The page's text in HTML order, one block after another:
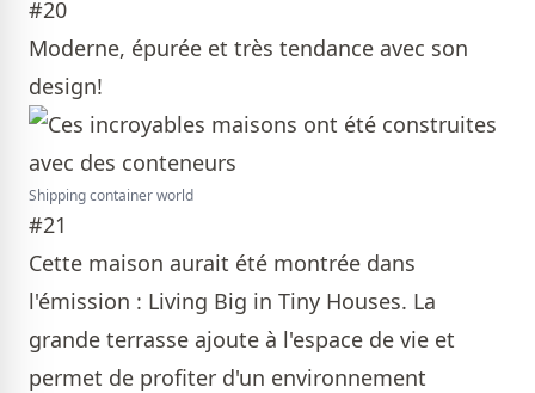
#20
Moderne, épurée et très tendance avec son
design!
Shipping container world
#21
Cette maison aurait été montrée dans
l'émission : Living Big in Tiny Houses. La
grande terrasse ajoute à l'espace de vie et
permet de profiter d'un environnement